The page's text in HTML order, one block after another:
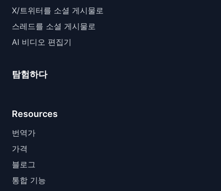
X/트위터를 소셜 게시물로
스레드를 소셜 게시물로
AI 비디오 편집기
탐험하다
Resources
번역가
가격
블로그
통합 기능